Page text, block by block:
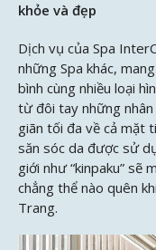
khỏe và đẹp
Dịch vụ của Spa
những Spa khác,
bình cùng nhiều loại
từ đôi tay những
giãn tối đa về cả mặt
săn sóc da được sử
giới như “kinpaku” sẽ
chẳng thể nào quên
Trang.